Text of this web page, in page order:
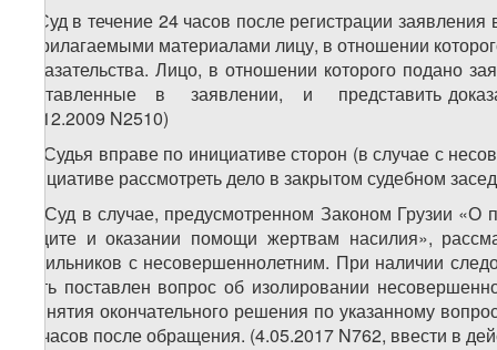
5. Суд в течение 24 часов после регистрации
с прилагаемыми материалами лицу, в отношении
доказательства. Лицо, в отношении которого подано
поставленные в заявлении, и представить
28.12.2009 N2510)
. Судья вправе по инициативе сторон (в случае с
инициативе рассмотреть дело в закрытом судебном
. Суд в случае, предусмотренном Законом Грузии
защите и оказании помощи жертвам насилия»,
насильников с несовершеннолетним. При наличии
быть поставлен вопрос об изолировании
принятия окончательного решения по указанному
24 часов после обращения. (4.05.2017 N762, ввести в